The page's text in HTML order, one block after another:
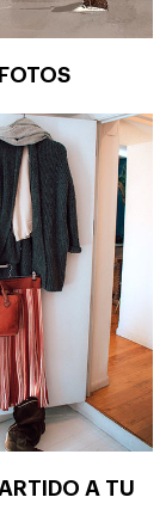
A TU